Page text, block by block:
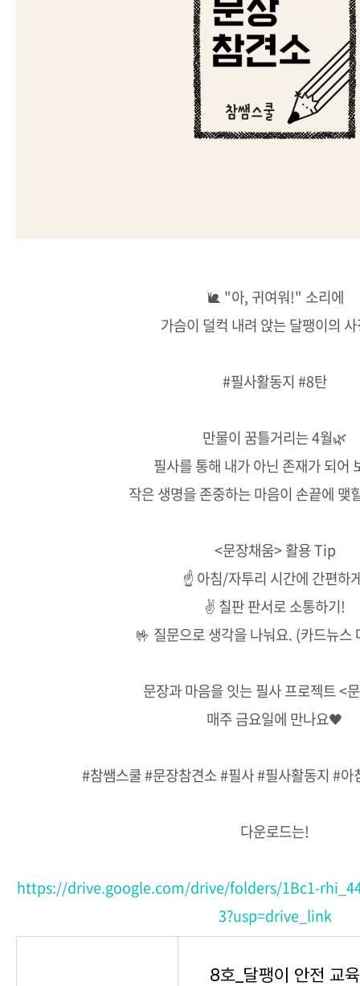
🐌 "아, 귀여워!" 소리에
가슴이 덜컥 내려 앉는 달팽이의
#필사활동지 #8탄
만물이 꿈틀거리는 4월🌿
필사를 통해 내가 아닌 존재가 되어
작은 생명을 존중하는 마음이 손끝에
<문장채움> 활용 Tip
☝ 아침/자투리 시간에 간편하
✌ 칠판 판서로 소통하기!
🤟 질문으로 생각을 나눠요. (카드뉴스
문장과 마음을 잇는 필사 프로젝트 <
매주 금요일에 만나요🖤
#참쌤스쿨 #문장참견소 #필사 #필사활동지 #아
다운로드는!
https://drive.google.com/drive/folders/1Bc1-
3?usp=drive_link
8호_달팽이 안전 교